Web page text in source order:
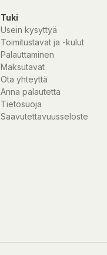
Tuki
Usein kysyttyä
Toimitustavat ja -kulut
Palauttaminen
Maksutavat
Ota yhteyttä
Anna palautetta
Tietosuoja
Saavutettavuusseloste